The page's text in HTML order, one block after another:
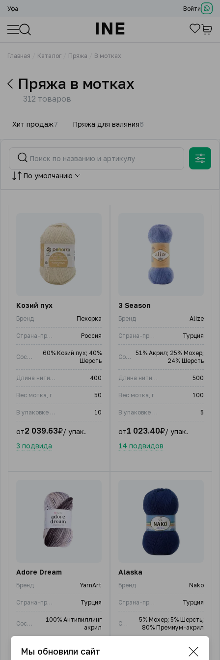
Уфа Войти
Главная Каталог Пряжа В мотках
Пряжа в мотках
312 товаров
Хит продаж7 Пряжа для валяния6
По умолчанию
Козий пух
Бренд Пехорка
Страна-производитель Россия
Состав
60% Козий пух; 40%
Шерсть
Длина нити, м 400
Вес мотка, г 50
В упаковке (шт) 10
от2 039.63₽/ упак.
3 подвида
3 Season
Бренд Alize
Страна-производитель Турция
Состав
51% Акрил; 25% Мохер;
24% Шерсть
Длина нити, м 500
Вес мотка, г 100
В упаковке (шт) 5
от1 023.40₽/ упак.
14 подвидов
Adore Dream
Бренд YarnArt
Страна-производитель Турция
Состав
100% Антипиллинг
акрил
Alaska
Бренд Nako
Страна-производитель Турция
Состав
5% Мохер; 5% Шерсть;
80% Премиум-акрил
Мы обновили сайт